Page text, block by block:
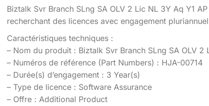
Biztalk Svr Branch SLng SA OLV 2 Lic NL 3Y Aq Y1
recherchant des licences avec engagement
Caractéristiques techniques :
– Nom du produit : Biztalk Svr Branch SLng SA OLV 2
– Numéros de référence (Part Numbers) : HJA-00714
– Durée(s) d’engagement : 3 Year(s)
– Type de licence : Software Assurance
– Offre : Additional Product